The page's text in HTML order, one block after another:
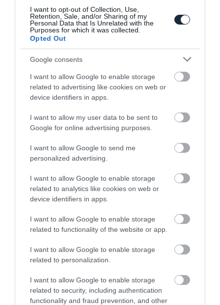
I want to opt-out of Collection, Use,
Retention, Sale, and/or Sharing of my
Personal Data that Is Unrelated with the
Purposes for which it was collected.
Opted Out
Google consents
I want to allow Google to enable storage
related to advertising like cookies on web or
device identifiers in apps.
I want to allow my user data to be sent to
Google for online advertising purposes.
I want to allow Google to send me
personalized advertising.
I want to allow Google to enable storage
related to analytics like cookies on web or
device identifiers in apps.
I want to allow Google to enable storage
related to functionality of the website or app.
I want to allow Google to enable storage
related to personalization.
I want to allow Google to enable storage
related to security, including authentication
functionality and fraud prevention, and other
elektromos…
Lefelé bővül a konnektoros hibrid Volvo
XC40 paletta
Elektromos személyszállítóval készül a
Toyota az olimpiára